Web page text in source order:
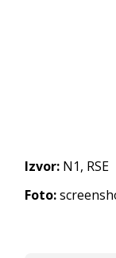
Izvor: N1, RSE
Foto: